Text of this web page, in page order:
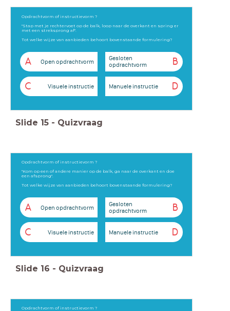
Opdrachtvorm of instructievorm ?
"Stap met je rechtervoet op de balk, loop naar de overkant en spring er
met een streksprong af".
Tot welke wijze van aanbieden behoort bovenstaande formulering?
A Open opdrachtvorm B
Gesloten
opdrachtvorm
C Visuele instructie D
Manuele instructie
Slide 15 - Quizvraag
Opdrachtvorm of instructievorm ?
"Kom op een of andere manier op de balk, ga naar de overkant en doe
een afsprong".
Tot welke wijze van aanbieden behoort bovenstaande formulering?
A Open opdrachtvorm B
Gesloten
opdrachtvorm
C Visuele instructie D
Manuele instructie
Slide 16 - Quizvraag
Opdrachtvorm of instructievorm ?